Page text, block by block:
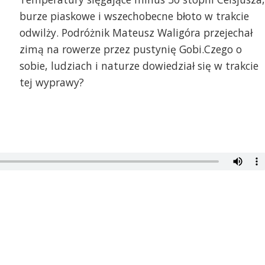
burze piaskowe i wszechobecne błoto w trakcie
odwilży. Podróżnik Mateusz Waligóra przejechał
zimą na rowerze przez pustynię Gobi.Czego o
sobie, ludziach i naturze dowiedział się w trakcie
tej wyprawy?